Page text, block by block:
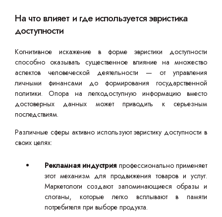
На что влияет и где используется эвристика
доступности
Когнитивное искажение в форме эвристики доступности
способно оказывать существенное влияние на множество
аспектов человеческой деятельности — от управления
личными финансами до формирования государственной
политики. Опора на легкодоступную информацию вместо
достоверных данных может приводить к серьезным
последствиям.
Различные сферы активно используют эвристику доступности в
своих целях:
Рекламная индустрияпрофессионально применяет
этот механизм для продвижения товаров и услуг.
Маркетологи создают запоминающиеся образы и
слоганы, которые легко всплывают в памяти
потребителя при выборе продукта.